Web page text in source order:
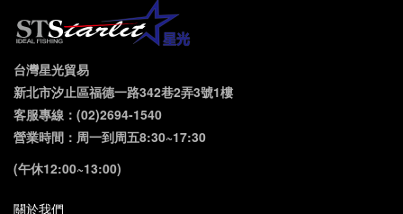
台灣星光貿易
新北市汐止區福德一路342巷2弄3號1樓
客服專線：(02)2694-1540
營業時間：周一到周五8:30~17:30
(午休12:00~13:00)
關於我們